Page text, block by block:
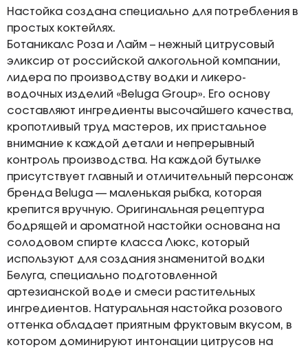
Настойка создана специально для потребления в
простых коктейлях.
Ботаникалс Роза и Лайм – нежный цитрусовый
эликсир от российской алкогольной компании,
лидера по производству водки и ликеро-
водочных изделий «Beluga Group». Его основу
составляют ингредиенты высочайшего качества,
кропотливый труд мастеров, их пристальное
внимание к каждой детали и непрерывный
контроль производства. На каждой бутылке
присутствует главный и отличительный персонаж
бренда Beluga — маленькая рыбка, которая
крепится вручную. Оригинальная рецептура
бодрящей и ароматной настойки основана на
солодовом спирте класса Люкс, который
используют для создания знаменитой водки
Белуга, специально подготовленной
артезианской воде и смеси растительных
ингредиентов. Натуральная настойка розового
оттенка обладает приятным фруктовым вкусом, в
котором доминируют интонации цитрусов на